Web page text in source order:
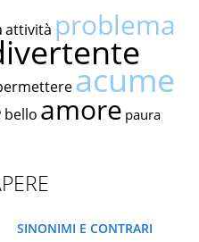
attività problema
acume
bello amore paura
SINONIMI E CONTRARI